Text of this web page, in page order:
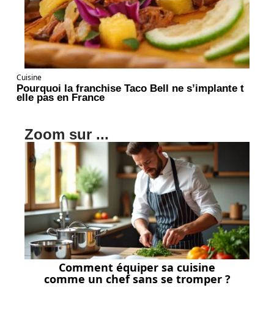
Cuisine
Pourquoi la franchise Taco Bell ne s’implante t
elle pas en France
Zoom sur ...
Comment équiper sa cuisine
comme un chef sans se tromper ?